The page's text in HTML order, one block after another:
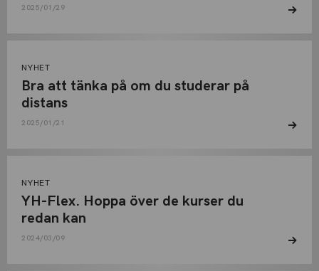
2025/01/29
NYHET
Bra att tänka på om du studerar på
distans
2025/01/21
NYHET
YH-Flex. Hoppa över de kurser du
redan kan
2024/03/09